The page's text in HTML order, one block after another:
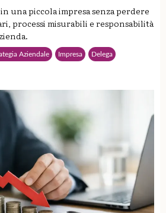
una piccola impresa senza perdere
processi misurabili e responsabilità
Aziendale Impresa Delega